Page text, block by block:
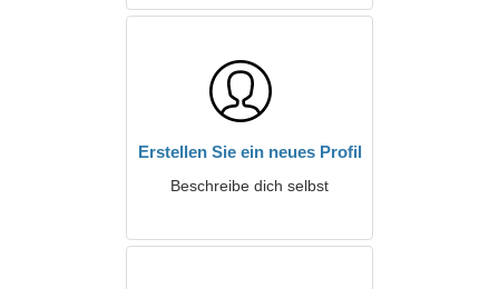
Erstellen Sie ein neues Profil
Beschreibe dich selbst